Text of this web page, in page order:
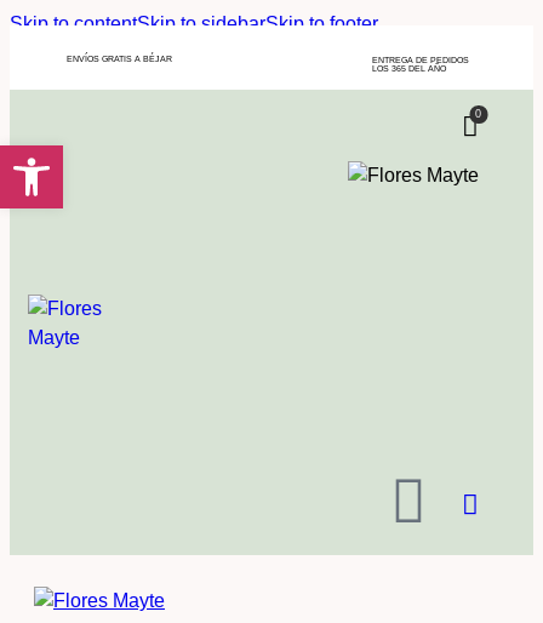
Skip to contentSkip to sidebarSkip to footer
ENVÍOS GRATIS A BÉJAR
ENTREGA DE PEDIDOS
LOS 365 DEL AÑO
0
Abrir barra de herramientas